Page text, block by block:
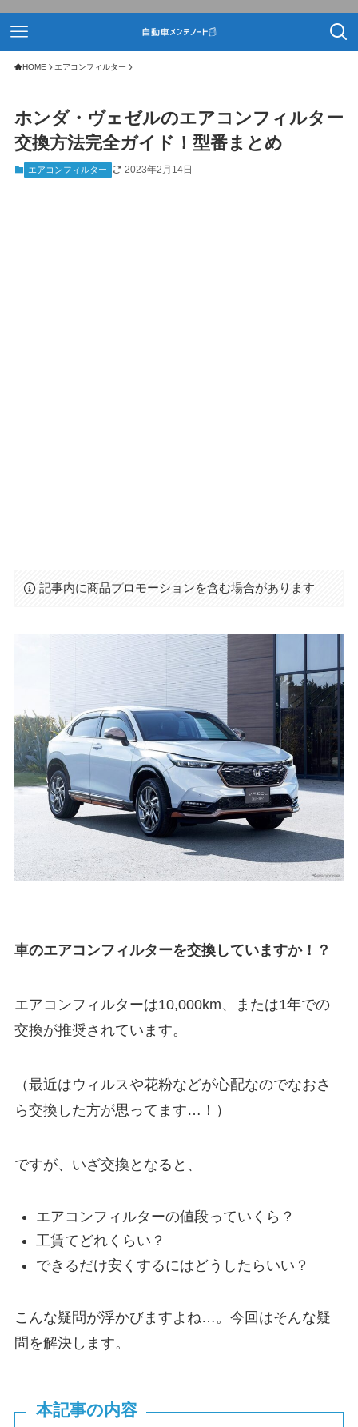
HOME エアコンフィルター
ホンダ・ヴェゼルのエアコンフィルター
交換方法完全ガイド！型番まとめ
エアコンフィルター 2023年2月14日
記事内に商品プロモーションを含む場合があります
車のエアコンフィルターを交換していますか！？
エアコンフィルターは10,000km、または1年での
交換が推奨されています。
（最近はウィルスや花粉などが心配なのでなおさ
ら交換した方が思ってます…！）
ですが、いざ交換となると、
エアコンフィルターの値段っていくら？
工賃てどれくらい？
できるだけ安くするにはどうしたらいい？
こんな疑問が浮かびますよね…。今回はそんな疑
問を解決します。
本記事の内容